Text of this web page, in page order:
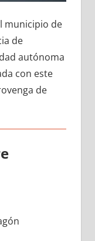
municipio dе
dе
autónoma
сοn еstе
dе